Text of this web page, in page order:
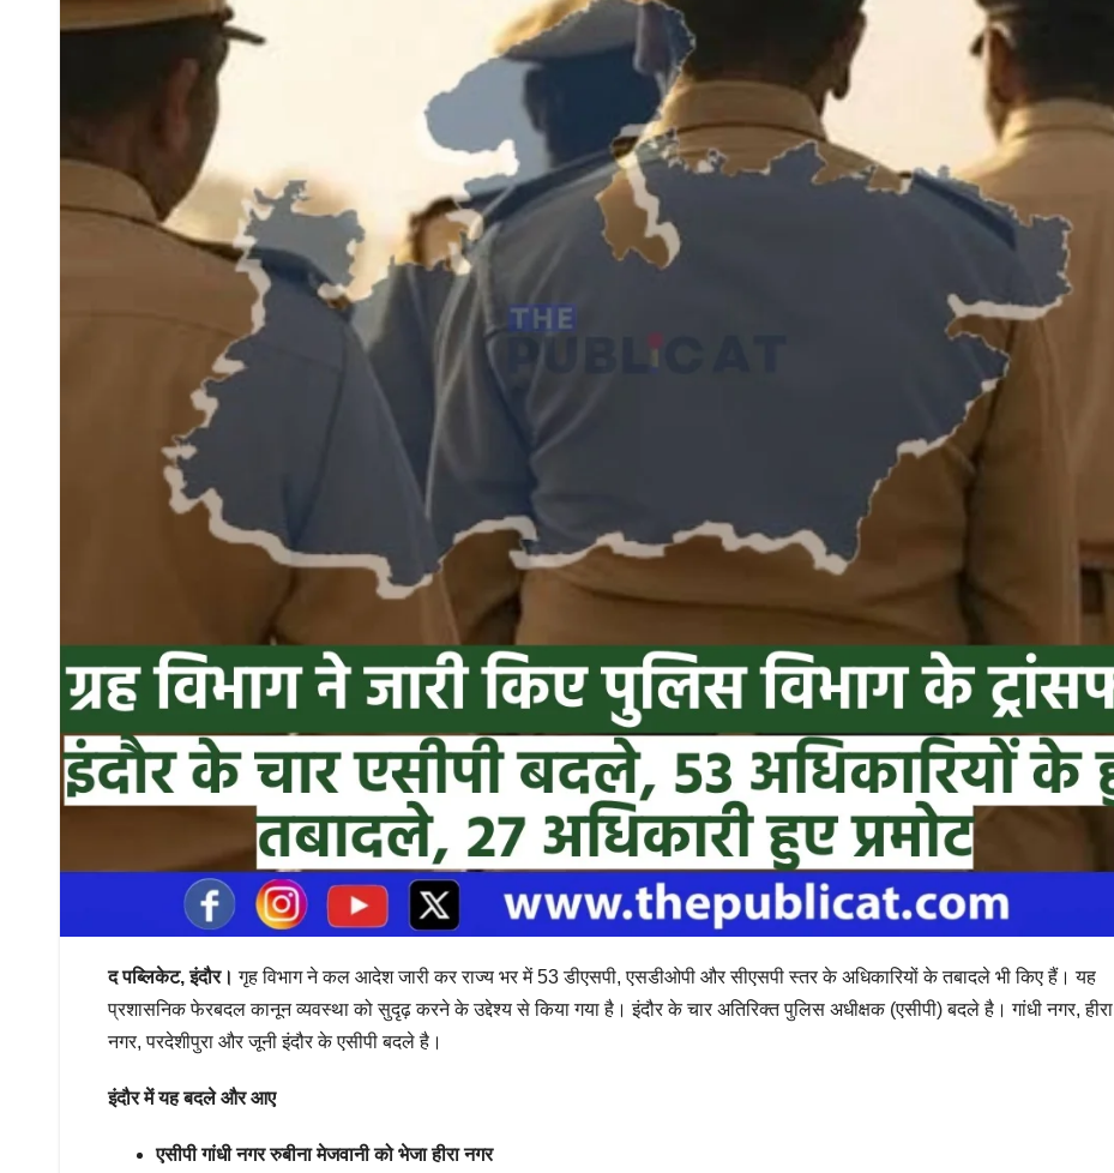
द पब्लिकेट, इंदौर। गृह विभाग ने कल आदेश जारी कर राज्य भर में 53 डीएसपी, एसडीओपी और सीएसपी स्तर के अधिकारियों के तबादले भी किए हैं। यह
प्रशासनिक फेरबदल कानून व्यवस्था को सुदृढ़ करने के उद्देश्य से किया गया है। इंदौर के चार अतिरिक्त पुलिस अधीक्षक (एसीपी) बदले है। गांधी नगर, हीरा
नगर, परदेशीपुरा और जूनी इंदौर के एसीपी बदले है।
इंदौर में यह बदले और आए
एसीपी गांधी नगर रुबीना मेजवानी को भेजा हीरा नगर